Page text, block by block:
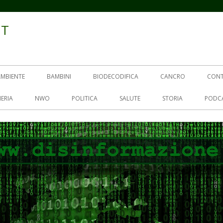
BAMBINI BIODECODIFICA CANCRO
NWO POLITICA SALUTE STORIA